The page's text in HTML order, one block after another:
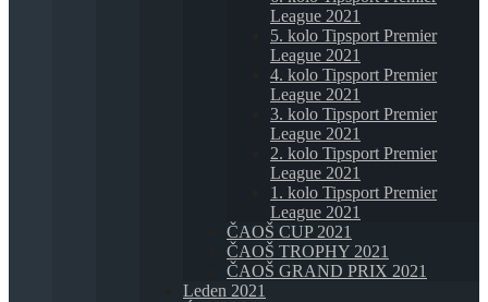
League 2021
5. kolo Tipsport Premier
League 2021
4. kolo Tipsport Premier
League 2021
3. kolo Tipsport Premier
League 2021
2. kolo Tipsport Premier
League 2021
1. kolo Tipsport Premier
League 2021
ČAOŠ CUP 2021
ČAOŠ TROPHY 2021
ČAOŠ GRAND PRIX 2021
Leden 2021